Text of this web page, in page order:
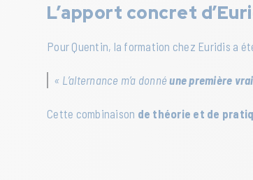
L’apport concret
Pour Quentin, la formation chez Euridis a
« L’alternance m’a donnéune première
Cette combinaison de théorie et de